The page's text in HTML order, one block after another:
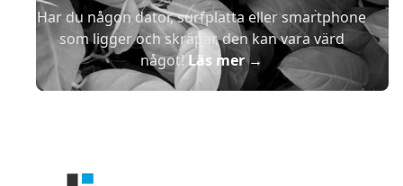
Har du någon dator, surfplatta eller smartphone
som ligger och skräpar, den kan vara värd
något!Läs mer→